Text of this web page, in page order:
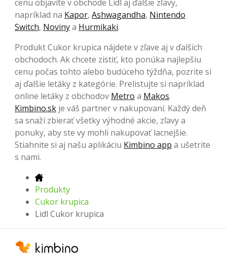
cenu objavíte v obchode Lidl aj ďalšie zľavy,
napríklad na Kapor, Ashwagandha, Nintendo
Switch, Novinya Hurmikaki.
Produkt Cukor krupica nájdete v zľave aj v ďalších
obchodoch. Ak chcete zistiť, kto ponúka najlepšiu
cenu počas tohto alebo budúceho týždňa, pozrite si
aj ďalšie letáky z kategórie. Prelistujte si napríklad
online letáky z obchodov Metro a Makos.
Kimbino.sk je váš partner v nakupovaní. Každý deň
sa snaží zbierať všetky výhodné akcie, zľavy a
ponuky, aby ste vy mohli nakupovať lacnejšie.
Stiahnite si aj našu aplikáciu Kimbino app a ušetrite
s nami.
Produkty
Cukor krupica
Lidl Cukor krupica